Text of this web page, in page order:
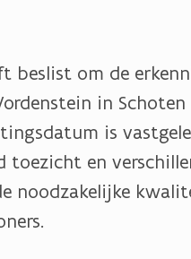
beslist om de
in
is
toezicht en
noodzakelijke